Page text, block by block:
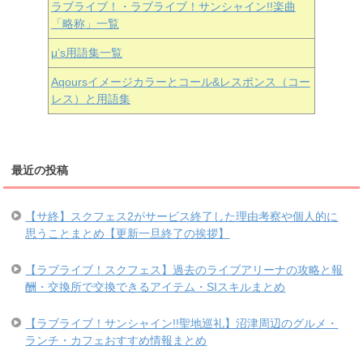
ラブライブ！・ラブライブ！サンシャイン!!楽曲
「略称」一覧
μ’s用語集一覧
Aqoursイメージカラーとコール&レスポンス（コー
レス）と用語集
最近の投稿
【サ終】スクフェス2がサービス終了した理由考察や個人的に
思うことまとめ【更新一旦終了の挨拶】
【ラブライブ！スクフェス】過去のライブアリーナの攻略と報
酬・交換所で交換できるアイテム・SIスキルまとめ
【ラブライブ！サンシャイン!!聖地巡礼】沼津周辺のグルメ・
ランチ・カフェおすすめ情報まとめ